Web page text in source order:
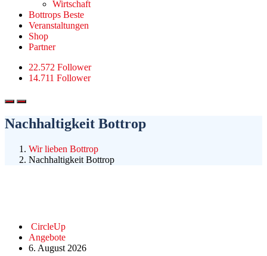
Wirtschaft
Bottrops Beste
Veranstaltungen
Shop
Partner
22.572 Follower
14.711 Follower
Nachhaltigkeit Bottrop
Wir lieben Bottrop
Nachhaltigkeit Bottrop
CircleUp
Angebote
6. August 2026